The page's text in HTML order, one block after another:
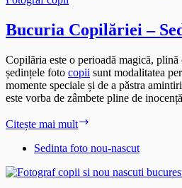
Unice
Bucuria Copilăriei –
Copilăria este o perioadă magică, plină
ședințele foto copii sunt modalitatea
momente speciale și de a păstra
este vorba de zâmbete pline de
Citește mai mult
–
Foto
Sedinta foto nou-nascut